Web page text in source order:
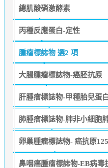
總肌酸磷激酵素
丙種反應蛋白-定性
腫瘤標誌物 選2 項
大腸腫瘤標誌物-癌胚抗原
肝腫瘤標誌物-甲種胎兒蛋
肺腫瘤標誌物-肺非小細胞
卵巢腫瘤標誌物- 癌抗原125
鼻咽癌腫瘤標誌物-EB病毒